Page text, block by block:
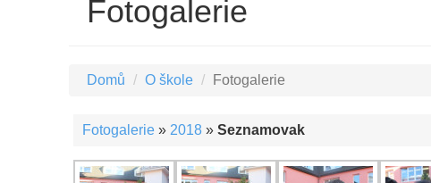
Fotogalerie
Domů O škole Fotogalerie
Fotogalerie » 2018 » Seznamovak